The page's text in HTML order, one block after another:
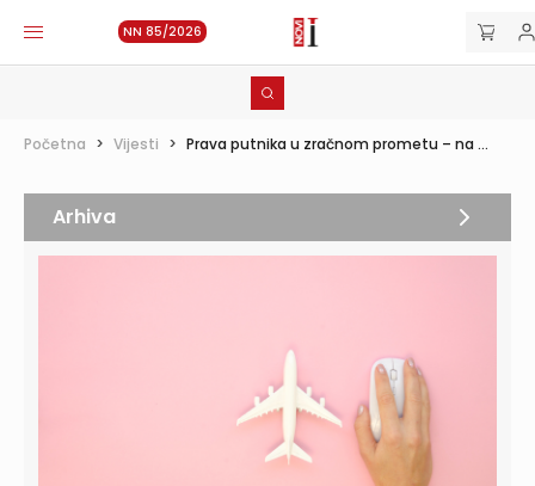
NN 85/2026
Početna > Vijesti > Prava putnika u zračnom prometu – na ...
Arhiva